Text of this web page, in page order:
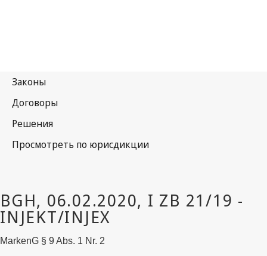
MarkenG § 9 Abs. 1 Nr. 2